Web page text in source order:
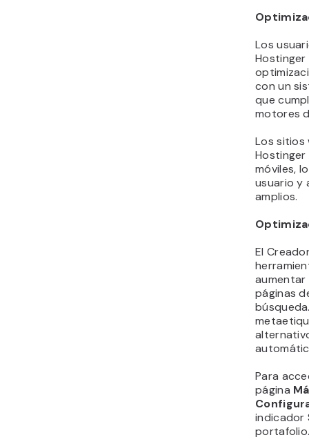
Los
con un
que
motores
Los sitios
móviles,
usuario y
amplios.
El
aumentar
páginas
Para
página
indicador